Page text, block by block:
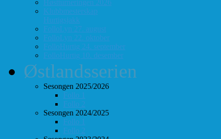
Høstturneringen 2026
Klubbmesterskap
Hurtigsjakk
FolloLyn 27. august
FolloLyn 22. oktober
FolloHurtig 24. september
FolloHurtig 10. desember
Østlandsserien
Sesongen 2025/2026
Follo 1
Follo 2
Sesongen 2024/2025
Follo 1
Follo 2